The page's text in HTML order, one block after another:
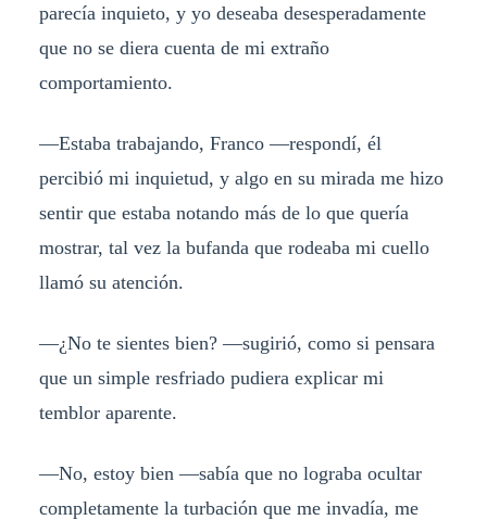
parecía inquieto, y yo deseaba desesperadamente
que no se diera cuenta de mi extraño
comportamiento.
—Estaba trabajando, Franco —respondí, él
percibió mi inquietud, y algo en su mirada me hizo
sentir que estaba notando más de lo que quería
mostrar, tal vez la bufanda que rodeaba mi cuello
llamó su atención.
—¿No te sientes bien? —sugirió, como si pensara
que un simple resfriado pudiera explicar mi
temblor aparente.
—No, estoy bien —sabía que no lograba ocultar
completamente la turbación que me invadía, me